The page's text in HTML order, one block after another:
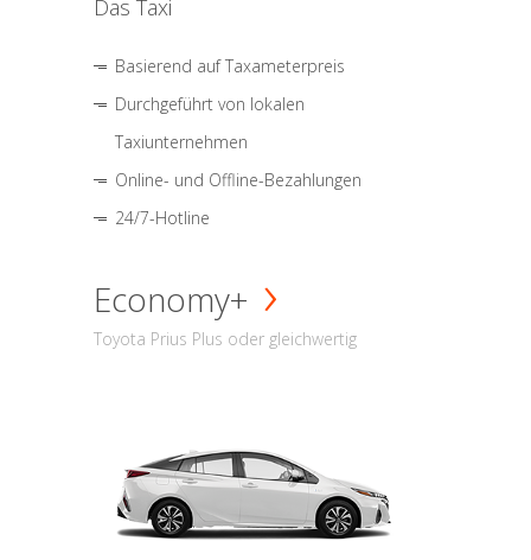
Das Taxi
Basierend auf Taxameterpreis
Durchgeführt von lokalen
Taxiunternehmen
Online- und Offline-Bezahlungen
24/7-Hotline
Economy+
Toyota Prius Plus oder gleichwertig